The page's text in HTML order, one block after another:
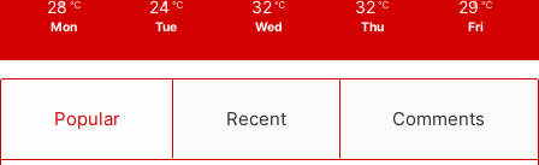
28 ℃
Mon
24 ℃
Tue
32 ℃
Wed
32 ℃
Thu
29 ℃
Fri
Popular Recent Comments